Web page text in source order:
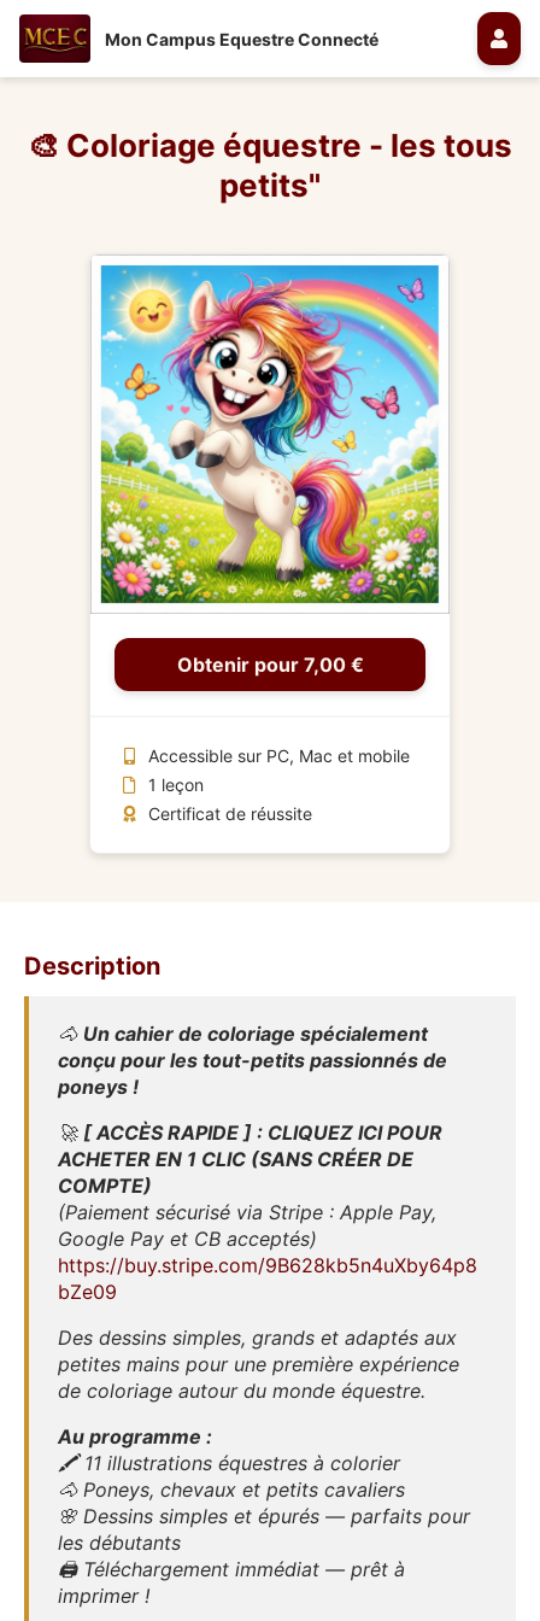
Mon Campus Equestre Connecté
🎨 Coloriage équestre - les tous
petits"
Obtenir pour 7,00 €
Accessible sur PC, Mac et mobile
1 leçon
Certificat de réussite
Description
🐴 Un cahier de coloriage spécialement
conçu pour les tout-petits passionnés de
poneys !
🚀 [ ACCÈS RAPIDE ] : CLIQUEZ ICI POUR
ACHETER EN 1 CLIC (SANS CRÉER DE
COMPTE)
(Paiement sécurisé via Stripe : Apple Pay,
Google Pay et CB acceptés)
https://buy.stripe.com/9B628kb5n4uXby64p8
bZe09
Des dessins simples, grands et adaptés aux
petites mains pour une première expérience
de coloriage autour du monde équestre.
Au programme :
🖍️ 11 illustrations équestres à colorier
🐴 Poneys, chevaux et petits cavaliers
🌸 Dessins simples et épurés — parfaits pour
les débutants
🖨️ Téléchargement immédiat — prêt à
imprimer !